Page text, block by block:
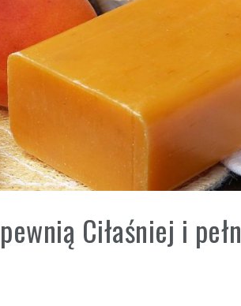
Ciłaśniej i